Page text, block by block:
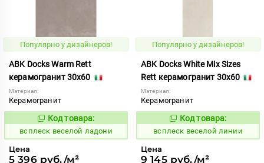
Популярно у дизайнеров!
ABK Docks Warm Rett
керамогранит 30x60
Материал:
Керамогранит
235542
Код товара:
всплеск веселой ладони
Цена
5 396 руб./м²
Популярно у дизайнеров!
ABK Docks White Mix Sizes
Rett керамогранит 30x60
Материал:
Керамогранит
235544
Код товара:
всплеск веселой линии
Цена
9 145 руб./м²